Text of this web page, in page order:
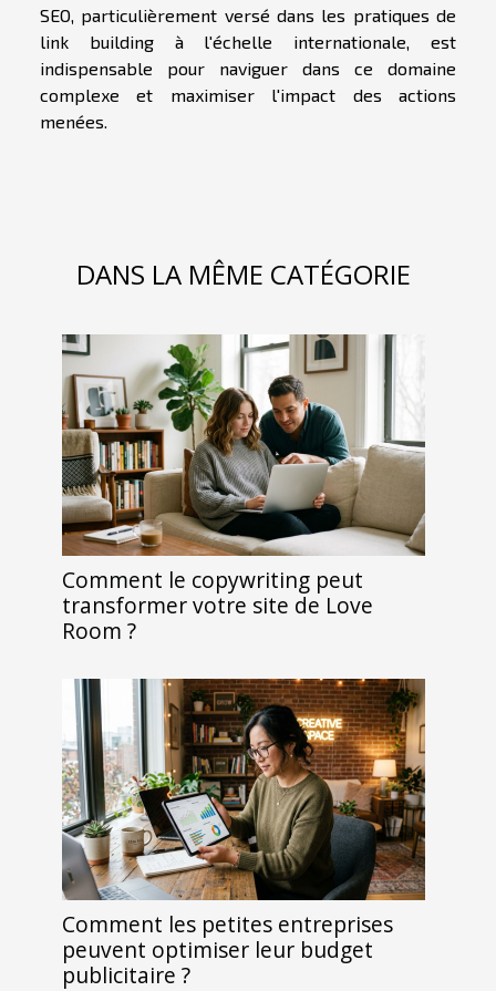
SEO, particulièrement versé dans les pratiques de
link building à l'échelle internationale, est
indispensable pour naviguer dans ce domaine
complexe et maximiser l'impact des actions
menées.
DANS LA MÊME CATÉGORIE
Comment le copywriting peut
transformer votre site de Love
Room ?
Comment les petites entreprises
peuvent optimiser leur budget
publicitaire ?